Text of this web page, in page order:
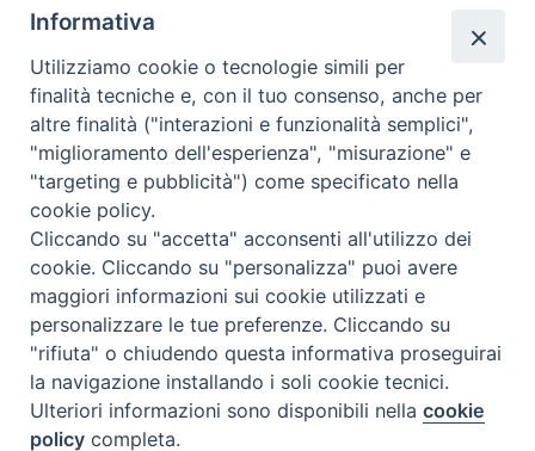
Diocesi
di Como
Diocesi di Como | piazza Grimoldi, 5
Riproduzione solo con permesso.
Informativa
Utilizziamo cookie o tecnologie simili per
finalità tecniche e, con il tuo consenso, anche per
altre finalità ("interazioni e funzionalità semplici",
"miglioramento dell'esperienza", "misurazione" e
"targeting e pubblicità") come specificato nella
cookie policy.
Cliccando su "accetta" acconsenti all'utilizzo dei
cookie. Cliccando su "personalizza" puoi avere
maggiori informazioni sui cookie utilizzati e
personalizzare le tue preferenze. Cliccando su
"rifiuta" o chiudendo questa informativa proseguirai
la navigazione installando i soli cookie tecnici.
Ulteriori informazioni sono disponibili nellacookie
policy completa.